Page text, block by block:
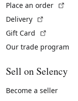
Place an order
Delivery
Gift Card
Our trade program
Sell on Selency
Become a seller